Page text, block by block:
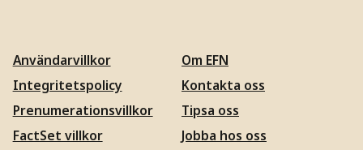
Användarvillkor
Integritetspolicy
Prenumerationsvillkor
FactSet villkor
Om EFN
Kontakta oss
Tipsa oss
Jobba hos oss